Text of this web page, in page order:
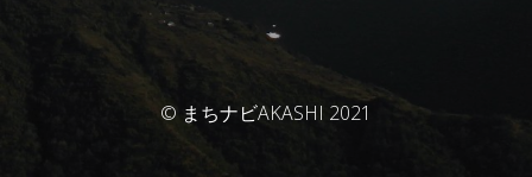
© まちナビAKASHI 2021